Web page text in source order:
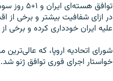
توافق
علیه ایران خودداری کرده و برخی
خواستار اجرای فوری توافق ژنو شد.